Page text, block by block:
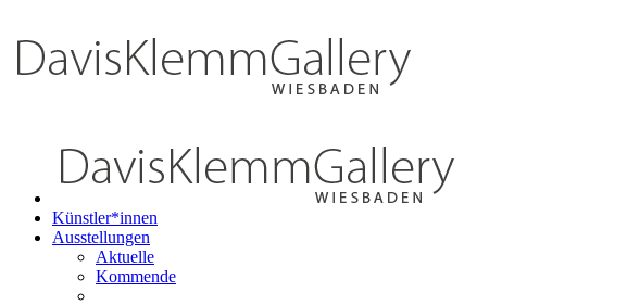
Künstler*innen
Ausstellungen
Aktuelle
Kommende